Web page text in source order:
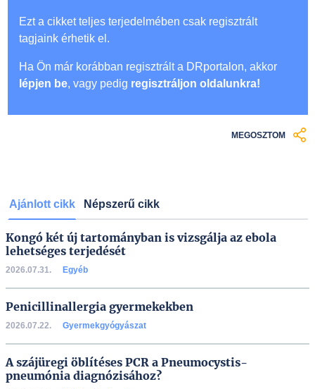
Ezt a cikket teljes terjedelmében csak regisztrált
tagjaink érhetik el.
Ha Ön már korábban regisztrált a DRportalon, akkor
lépjen be, vagy pedig regisztráljon oldalunkra!
MEGOSZTOM
Ajánlott cikk Népszerű cikk
Kongó két új tartományban is vizsgálja az ebola
lehetséges terjedését
2026.07.31. Egyéb
Penicillinallergia gyermekekben
2026.07.22. Gyermekgyógyászat
A szájüregi öblítéses PCR a Pneumocystis-
pneumónia diagnózisához?